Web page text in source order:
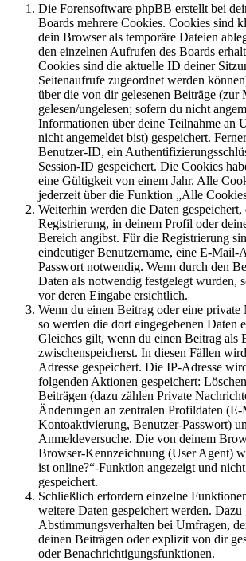
Die Forensoftware phpBB erstellt bei
Boards mehrere Cookies. Cookies sind
dein Browser als temporäre Dateien
den einzelnen Aufrufen des Boards
Cookies sind die aktuelle ID deiner
Seitenaufrufe zugeordnet werden
über die von dir gelesenen Beiträge (zur
gelesen/ungelesen; sofern du nicht
Informationen über deine Teilnahme an
nicht angemeldet bist) gespeichert.
Benutzer-ID, ein
Session-ID gespeichert. Die Cookies
eine Gültigkeit von einem Jahr. Alle
jederzeit über die Funktion „Alle
Weiterhin werden die Daten gespeichert,
Registrierung, in deinem Profil oder
Bereich angibst. Für die Registrierung
eindeutiger Benutzername, eine E-Mail-
Passwort notwendig. Wenn durch den
Daten als notwendig festgelegt wurden,
vor deren Eingabe ersichtlich.
Wenn du einen Beitrag oder eine private
so werden die dort eingegebenen Daten
Gleiches gilt, wenn du einen Beitrag als
zwischenspeicherst. In diesen Fällen
Adresse gespeichert. Die IP-Adresse
folgenden Aktionen gespeichert:
Beiträgen (dazu zählen Private
Änderungen an zentralen Profildaten
Kontoaktivierung, Benutzer-Passwort)
Anmeldeversuche. Die von deinem
Browser-Kennzeichnung (User Agent)
ist online?“-Funktion angezeigt und
gespeichert.
Schließlich erfordern einzelne
weitere Daten gespeichert werden. Dazu
Abstimmungsverhalten bei Umfragen,
deinen Beiträgen oder explizit von dir
oder Benachrichtigungsfunktionen.